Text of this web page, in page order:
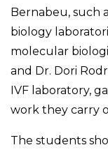
Bernabeu, such
biology
molecular
and Dr. Dori
IVF laboratory,
work they carry
The students